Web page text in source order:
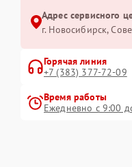
Адрес сервисного
г. Новосибирск,
Горячая линия
+7 (383) 377-72-09
Время работы
Ежедневно с 9:00